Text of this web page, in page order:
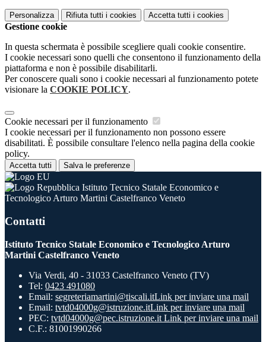
Personalizza Rifiuta tutti i cookies Accetta tutti i cookies
Gestione cookie
In questa schermata è possibile scegliere quali cookie consentire.
I cookie necessari sono quelli che consentono il funzionamento della
piattaforma e non è possibile disabilitarli.
Per conoscere quali sono i cookie necessari al funzionamento potete
visionare la COOKIE POLICY.
Cookie necessari per il funzionamento
I cookie necessari per il funzionamento non possono essere
disabilitati. È possibile consultare l'elenco nella pagina della cookie
policy.
Accetta tutti Salva le preferenze
Istituto Tecnico Statale Economico e
Tecnologico Arturo Martini Castelfranco Veneto
Contatti
Istituto Tecnico Statale Economico e Tecnologico Arturo
Martini Castelfranco Veneto
Via Verdi, 40 - 31033 Castelfranco Veneto (TV)
Tel: 0423 491080
Email: segreteriamartini@tiscali.itLink per inviare una mail
Email: tvtd04000g@istruzione.itLink per inviare una mail
PEC: tvtd04000g@pec.istruzione.it Link per inviare una mail
C.F.: 81001990266